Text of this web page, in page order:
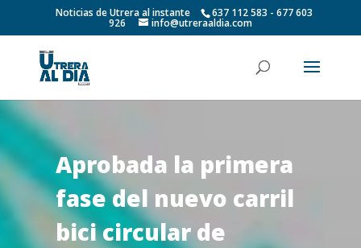
Noticias de Utrera al instante 637 112 583 - 677 603
926 info@utreraaldia.com
Aprobada la primera
fase del nuevo carril
bici circular de